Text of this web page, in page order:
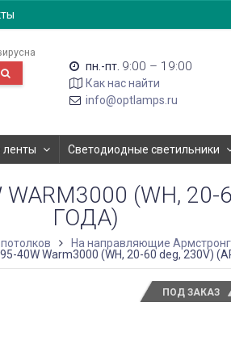
пн.-пт. 9:00 – 19:00
Как нас найти
info@optlamps.ru
Светодиодные светильники
(WH,
ГОДА)
На направляющие Армстронг
40W Warm3000 (WH, 20-60 deg, 230V)
ПОД ЗАКАЗ